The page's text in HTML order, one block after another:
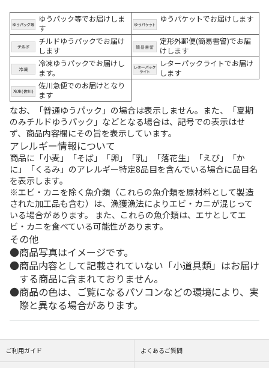
ゆうパック等でお届けしま
す
ゆうパケットでお届けします
チルドゆうパックでお届け
します
定形外郵便(簡易書留)でお届
けします
冷凍ゆうパックでお届けし
ます。
レターパックライトでお届け
します
佐川急便でのお届けとなり
ます
なお、「普通ゆうパック」の場合は表示しません。また、「夏期
のみチルドゆうパック」などとなる場合は、記号での表示はせ
ず、商品内容欄にその旨を表示しています。
アレルギー情報について
商品に「小麦」「そば」「卵」「乳」「落花生」「えび」「か
に」「くるみ」のアレルギー特定8品目を含んでいる場合に品目名
を表示します。
※エビ・カニを除く魚介類（これらの魚介類を原材料として製造
された加工品も含む）は、漁獲漁法によりエビ・カニが混じって
いる場合があります。 また、これらの魚介類は、エサとしてエ
ビ・カニを食べている可能性があります。
その他
商品写真はイメージです。
商品内容として記載されていない「小道具類」はお届け
する商品に含まれておりません。
商品の色は、ご覧になるパソコンなどの環境により、実
際と異なる場合があります。
ご利用ガイド よくあるご質問